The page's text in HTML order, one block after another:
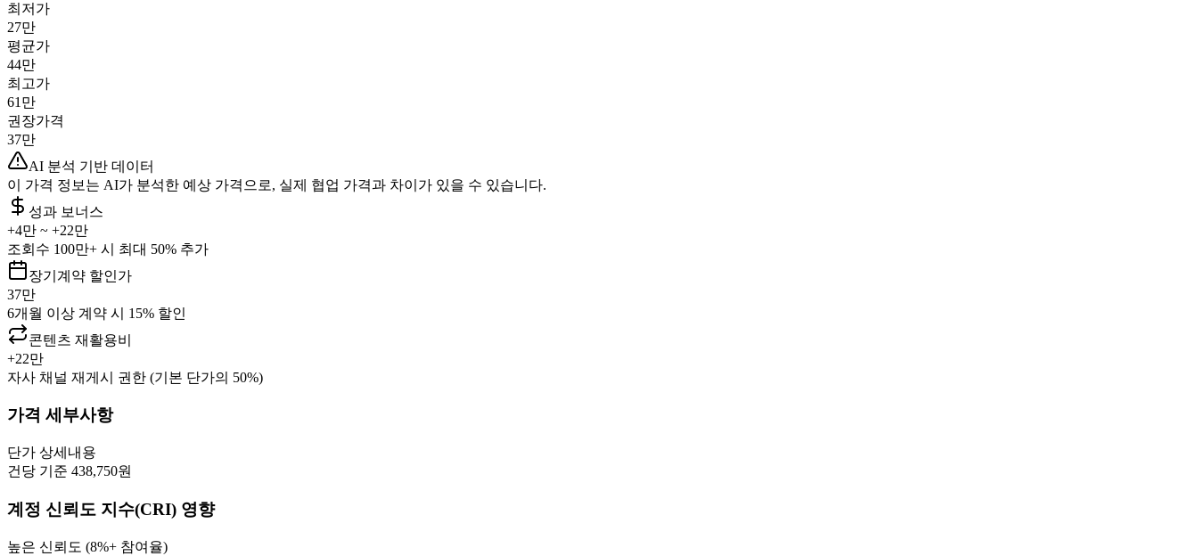
최저가
27만
평균가
44만
최고가
61만
권장가격
37만
AI 분석 기반 데이터
이 가격 정보는 AI가 분석한 예상 가격으로, 실제 협업 가격과 차이가 있을 수 있습니다.
성과 보너스
+4만 ~ +22만
조회수 100만+ 시 최대 50% 추가
장기계약 할인가
37만
6개월 이상 계약 시 15% 할인
콘텐츠 재활용비
+22만
자사 채널 재게시 권한 (기본 단가의 50%)
가격 세부사항
단가 상세내용
건당 기준 438,750원
계정 신뢰도 지수(CRI) 영향
높은 신뢰도 (8%+ 참여율)